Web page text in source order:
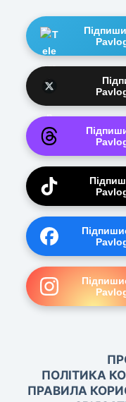
ПОЛІТИКА
ПРАВИЛА